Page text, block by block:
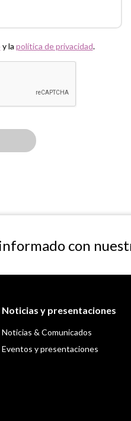
y la política de privacidad.
con
Noticias y presentaciones
Noticias & Comunicados
Eventos y presentaciones